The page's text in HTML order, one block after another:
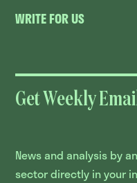
WRITE FOR US
Get Weekly
News and analysis by
sector directly in your